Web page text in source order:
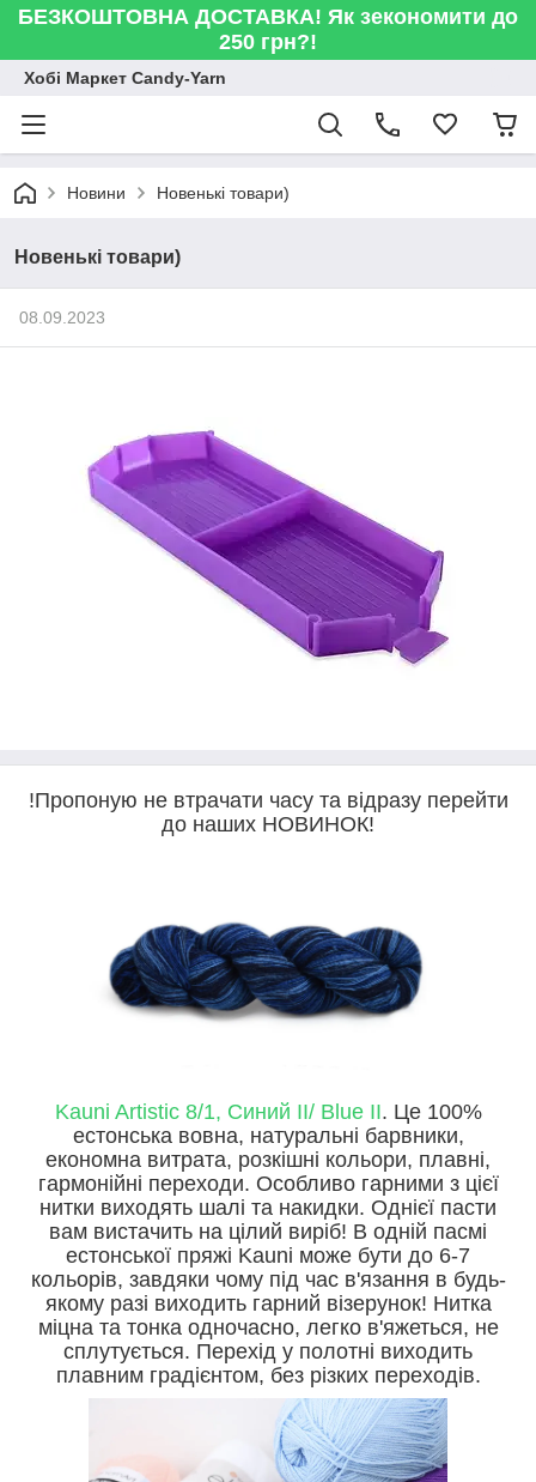
БЕЗКОШТОВНА ДОСТАВКА! Як зекономити до
250 грн?!
Хобі Маркет Candy-Yarn
Новини Новенькі товари)
Новенькі товари)
08.09.2023
!Пропоную не втрачати часу та відразу перейти
до наших НОВИНОК!
Kauni Artistic 8/1, Синий II/ Blue II. Це 100%
естонська вовна, натуральні барвники,
економна витрата, розкішні кольори, плавні,
гармонійні переходи. Особливо гарними з цієї
нитки виходять шалі та накидки. Однієї пасти
вам вистачить на цілий виріб! В одній пасмі
естонської пряжі Kauni може бути до 6-7
кольорів, завдяки чому під час в'язання в будь-
якому разі виходить гарний візерунок! Нитка
міцна та тонка одночасно, легко в'яжеться, не
сплутується. Перехід у полотні виходить
плавним градієнтом, без різких переходів.